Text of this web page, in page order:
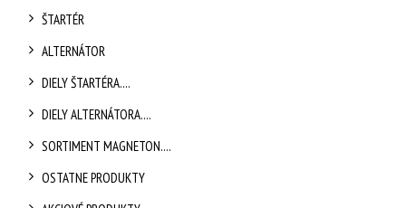
ŠTARTÉR
ALTERNÁTOR
DIELY ŠTARTÉRA....
DIELY ALTERNÁTORA....
SORTIMENT MAGNETON....
OSTATNE PRODUKTY